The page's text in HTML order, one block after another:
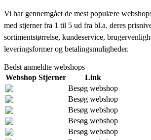
Vi har gennemgået de mest populære
med stjerner fra 1 til 5 ud fra bl.a. deres
sortimentstørrelse, kundeservice,
leveringsformer og betalingsmuligheder.
Bedst anmeldte webshops
Webshop Stjerner
Link
Besøg webshop
Besøg webshop
Besøg webshop
Besøg webshop
Besøg webshop